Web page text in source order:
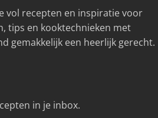
vol recepten en inspiratie voor
tips en kooktechnieken met
gemakkelijk een heerlijk gerecht.
in je inbox.